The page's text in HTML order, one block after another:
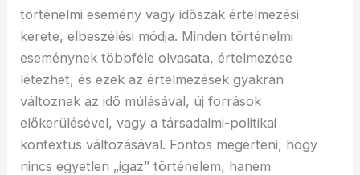
történelmi esemény vagy időszak értelmezési
kerete, elbeszélési módja. Minden történelmi
eseménynek többféle olvasata, értelmezése
létezhet, és ezek az értelmezések gyakran
változnak az idő múlásával, új források
előkerülésével, vagy a társadalmi-politikai
kontextus változásával. Fontos megérteni, hogy
nincs egyetlen „igaz” történelem, hanem